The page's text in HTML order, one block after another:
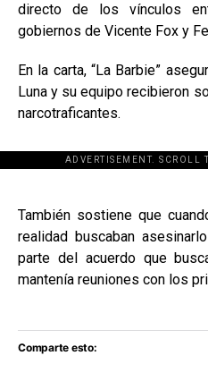
directo de los vínculos
gobiernos de Vicente Fox y
En la carta, “La Barbie”
Luna y su equipo recibieron
narcotraficantes.
ADVERTISEMENT. SCROLL
[adsforwp
También sostiene que
realidad buscaban
parte del acuerdo que
mantenía reuniones con los
Comparte esto: